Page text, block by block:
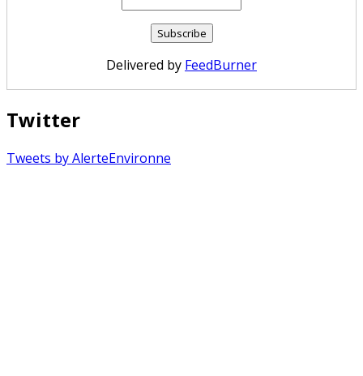
Delivered by FeedBurner
Twitter
Tweets by AlerteEnvironne